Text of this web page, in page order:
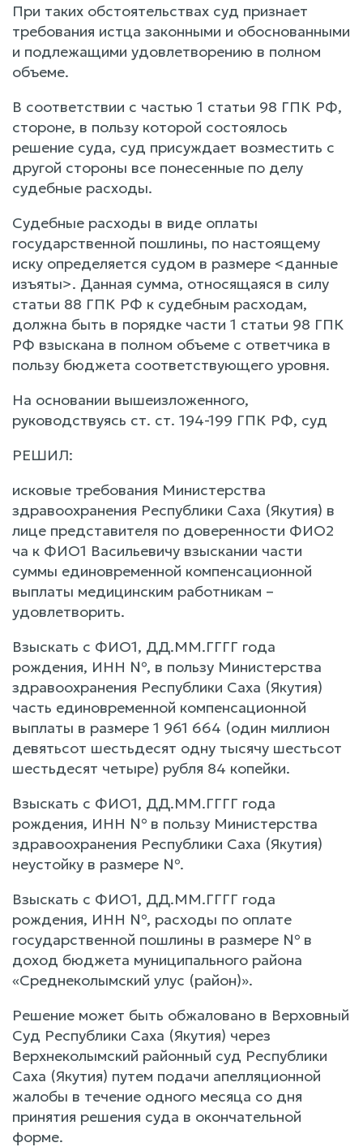
При таких обстоятельствах суд признает
требования истца законными и обоснованными
и подлежащими удовлетворению в полном
объеме.
В соответствии с частью 1 статьи 98 ГПК РФ,
стороне, в пользу которой состоялось
решение суда, суд присуждает возместить с
другой стороны все понесенные по делу
судебные расходы.
Судебные расходы в виде оплаты
государственной пошлины, по настоящему
иску определяется судом в размере <данные
изъяты>. Данная сумма, относящаяся в силу
статьи 88 ГПК РФ к судебным расходам,
должна быть в порядке части 1 статьи 98 ГПК
РФ взыскана в полном объеме с ответчика в
пользу бюджета соответствующего уровня.
На основании вышеизложенного,
руководствуясь ст. ст. 194-199 ГПК РФ, суд
РЕШИЛ:
исковые требования Министерства
здравоохранения Республики Саха (Якутия) в
лице представителя по доверенности ФИО2
ча к ФИО1 Васильевичу взыскании части
суммы единовременной компенсационной
выплаты медицинским работникам –
удовлетворить.
Взыскать с ФИО1, ДД.ММ.ГГГГ года
рождения, ИНН №, в пользу Министерства
здравоохранения Республики Саха (Якутия)
часть единовременной компенсационной
выплаты в размере 1 961 664 (один миллион
девятьсот шестьдесят одну тысячу шестьсот
шестьдесят четыре) рубля 84 копейки.
Взыскать с ФИО1, ДД.ММ.ГГГГ года
рождения, ИНН № в пользу Министерства
здравоохранения Республики Саха (Якутия)
неустойку в размере №.
Взыскать с ФИО1, ДД.ММ.ГГГГ года
рождения, ИНН №, расходы по оплате
государственной пошлины в размере № в
доход бюджета муниципального района
«Среднеколымский улус (район)».
Решение может быть обжаловано в Верховный
Суд Республики Саха (Якутия) через
Верхнеколымский районный суд Республики
Саха (Якутия) путем подачи апелляционной
жалобы в течение одного месяца со дня
принятия решения суда в окончательной
форме.